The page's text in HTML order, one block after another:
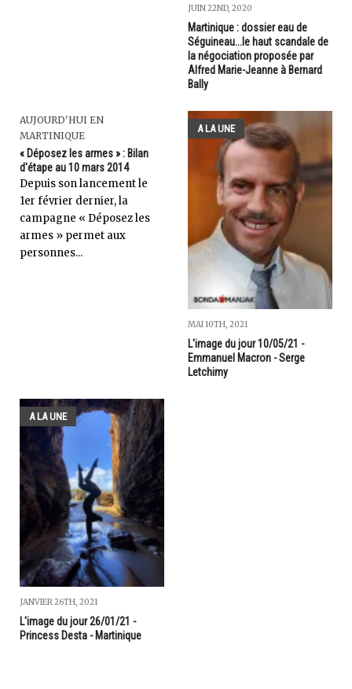
JUIN 22ND, 2020
Martinique : dossier eau de
Séguineau...le haut scandale de
la négociation proposée par
Alfred Marie-Jeanne à Bernard
Bally
AUJOURD'HUI EN
MARTINIQUE
« Déposez les armes » : Bilan
d'étape au 10 mars 2014
Depuis son lancement le
1er février dernier, la
campagne « Déposez les
armes » permet aux
personnes...
A LA UNE
MAI 10TH, 2021
L'image du jour 10/05/21 -
Emmanuel Macron - Serge
Letchimy
A LA UNE
JANVIER 26TH, 2021
L'image du jour 26/01/21 -
Princess Desta - Martinique